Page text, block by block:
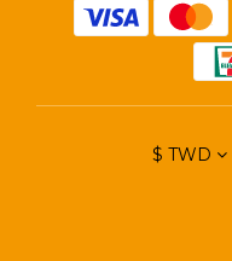
$ TWD